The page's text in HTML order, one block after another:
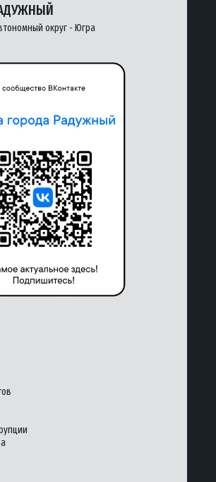
округ - Югра